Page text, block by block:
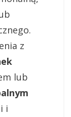
z
lub
i